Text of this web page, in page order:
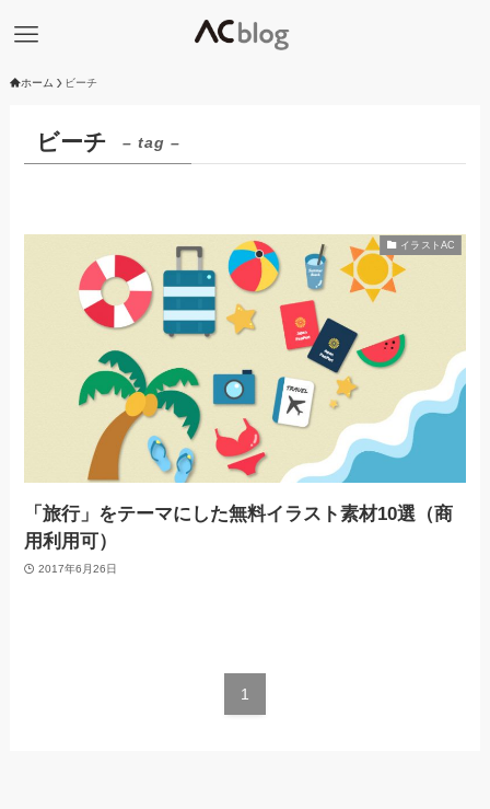
ホーム ビーチ
ビーチ – tag –
イラストAC
「旅行」をテーマにした無料イラスト素材10選（商
用利用可）
2017年6月26日
1